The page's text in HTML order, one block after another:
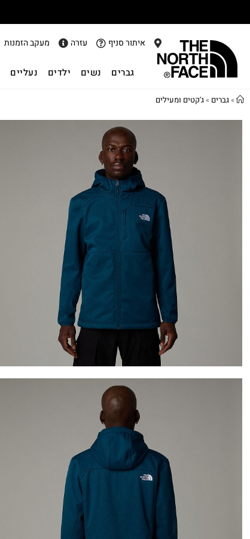
איתור סניף עזרה מעקב הזמנות
גברים נשים ילדים נעליים
»גברים »ג'קטים ומעילים